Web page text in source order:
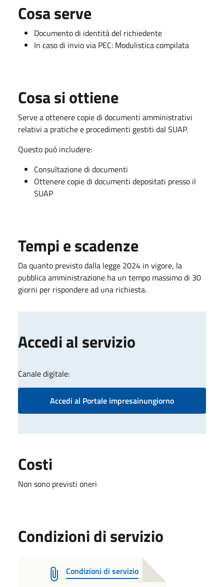
Cosa serve
Documento di identità del richiedente
In caso di invio via PEC: Modulistica compilata
Cosa si ottiene
Serve a ottenere copie di documenti amministrativi
relativi a pratiche e procedimenti gestiti dal SUAP.
Questo può includere:
Consultazione di documenti
Ottenere copie di documenti depositati presso il
SUAP
Tempi e scadenze
Da quanto previsto dalla legge 2024 in vigore, la
pubblica amministrazione ha un tempo massimo di 30
giorni per rispondere ad una richiesta.
Accedi al servizio
Canale digitale:
Accedi al Portale impresainungiorno
Costi
Non sono previsti oneri
Condizioni di servizio
Condizioni di servizio